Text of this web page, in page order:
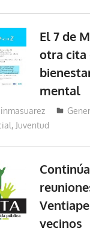
El 7 de
otra cita
mental
inmasuarez
, Juventud
vecinos